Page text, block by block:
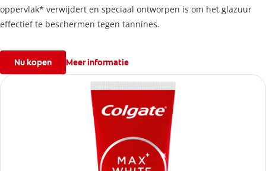
oppervlak* verwijdert en speciaal ontworpen is om het glazuur
effectief te beschermen tegen tannines.
Nu kopen Meer informatie